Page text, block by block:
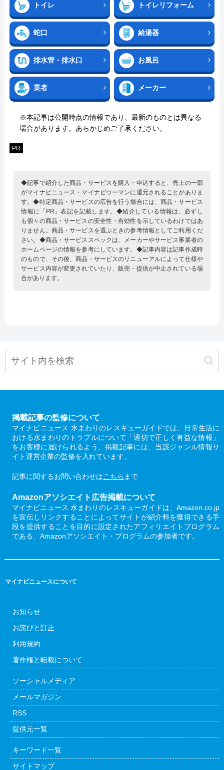
トイレ トイレリフォーム
蛇口 給湯器
排水管・排水口 お風呂
業者 メーカー
※本記事は公開時点の情報であり、最新のものとは異なる
場合があります。あらかじめご了承ください。
PR
◆記事で紹介した商品・サービスを購入・申込すると、売上の一部
がマイナビニュース・マイナビウーマンに還元されることがありま
す。◆特定商品・サービスの広告を行う場合には、商品・サービス
情報に「PR」表記を記載します。◆紹介している情報は、必ずし
も個々の商品・サービスの安全性・有効性を示しているわけではあ
りません。商品・サービスを選ぶときの参考情報としてご利用くだ
さい。◆商品・サービススペックは、メーカーやサービス事業者の
ホームページの情報を参考にしています。◆記事内容は記事作成時
のもので、その後、商品・サービスのリニューアルによって仕様や
サービス内容が変更されていたり、販売・提供が中止されている場
合があります。
掲載記事の監修について
マイナビニュース 水まわりのレスキューガイドでは、日常生活に
おける水まわりのトラブルについて「適切で正しく有益な情報」
をお客様に届けられるよう、掲載記事には、当該ジャンル情報サ
イト運営企業の監修を入れています。
記事に関するお問い合わせはこちら まで
Amazonアソシエイト広告掲載について
マイナビニュース 水まわりのレスキューガイドは、Amazon.co.jp
を宣伝しリンクすることによってサイトが紹介料を獲得できる手
段を提供することを目的に設定されたアフィリエイトプログラム
である、Amazonアソシエイト・プログラムの参加者です。
マイナビニュースについて
お知らせ
お詫びと訂正
利用規約
著作権と転載について
ソーシャルメディア
メールマガジン
RSS
提供元一覧
キーワード一覧
サイトマップ